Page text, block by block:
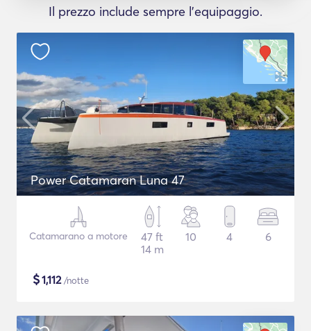
Il prezzo include sempre l'equipaggio.
Power Catamaran Luna 47
Catamarano a motore
47 ft
14 m
10 4 6
$1,112/notte